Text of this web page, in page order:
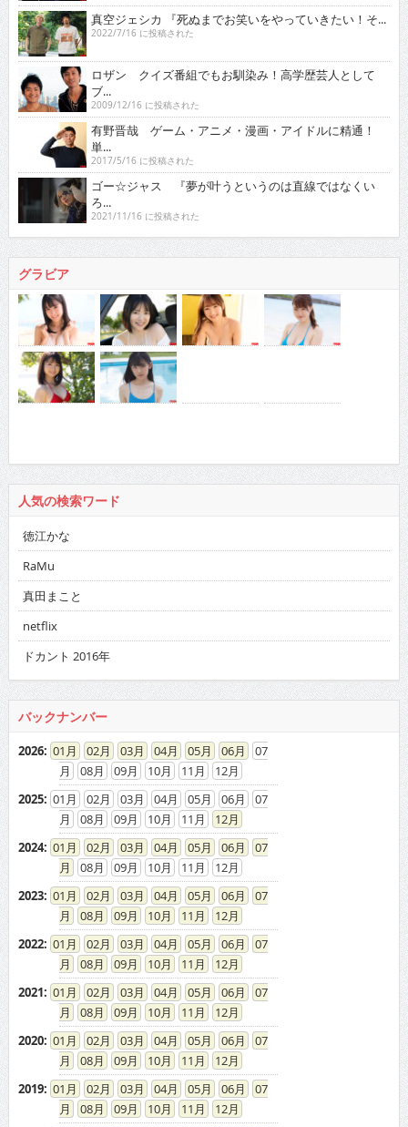
真空ジェシカ 『死ぬまでお笑いをやっていきたい！そ...
2022/7/16 に投稿された
ロザン クイズ番組でもお馴染み！高学歴芸人として
ブ...
2009/12/16 に投稿された
有野晋哉 ゲーム・アニメ・漫画・アイドルに精通！
単...
2017/5/16 に投稿された
ゴー☆ジャス 『夢が叶うというのは直線ではなくい
ろ...
2021/11/16 に投稿された
グラビア
人気の検索ワード
徳江かな
RaMu
真田まこと
netflix
ドカント 2016年
バックナンバー
2026: 01 02 03 04 05 06
07
08
09 10 11
12
2025: 01 02 03 04 05 06
07
08
09 10 11
12
2024: 01 02 03 04 05 06
07
08
09 10 11
12
2023: 01 02 03 04 05 06
07
08
09 10 11
12
2022: 01 02 03 04 05 06
07
08
09 10 11
12
2021: 01 02 03 04 05 06
07
08
09 10 11
12
2020: 01 02 03 04 05 06
07
08
09 10 11
12
2019: 01 02 03 04 05 06
07
08
09 10 11
12